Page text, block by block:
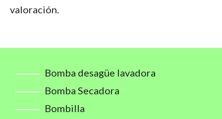
valoración.
Bomba desagüe lavadora
Bomba Secadora
Bombilla